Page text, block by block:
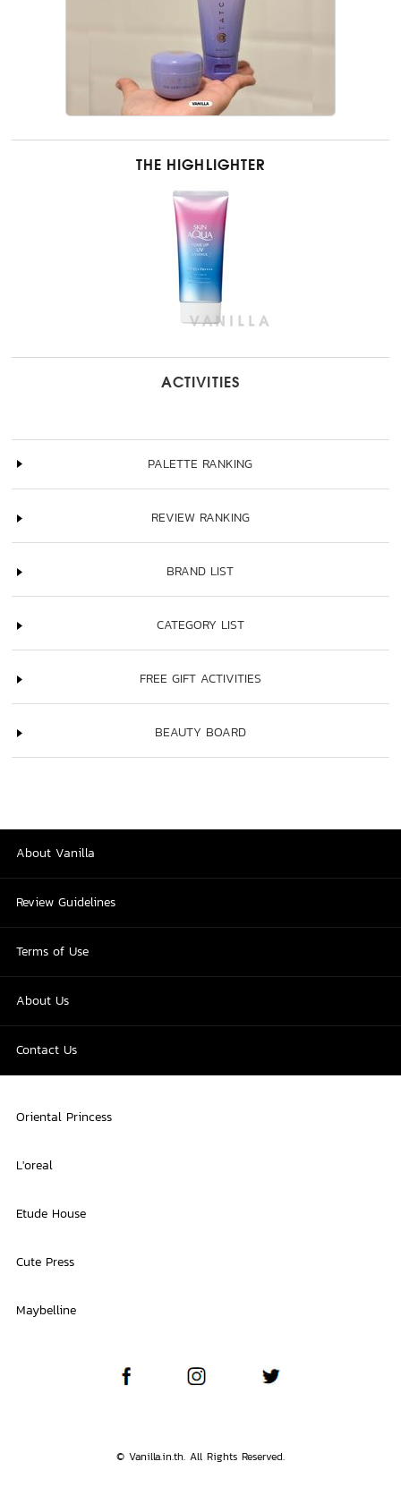
THE HIGHLIGHTER
ACTIVITIES
PALETTE RANKING
REVIEW RANKING
BRAND LIST
CATEGORY LIST
FREE GIFT ACTIVITIES
BEAUTY BOARD
About Vanilla
Review Guidelines
Terms of Use
About Us
Contact Us
Oriental Princess
L'oreal
Etude House
Cute Press
Maybelline
© Vanilla.in.th. All Rights Reserved.